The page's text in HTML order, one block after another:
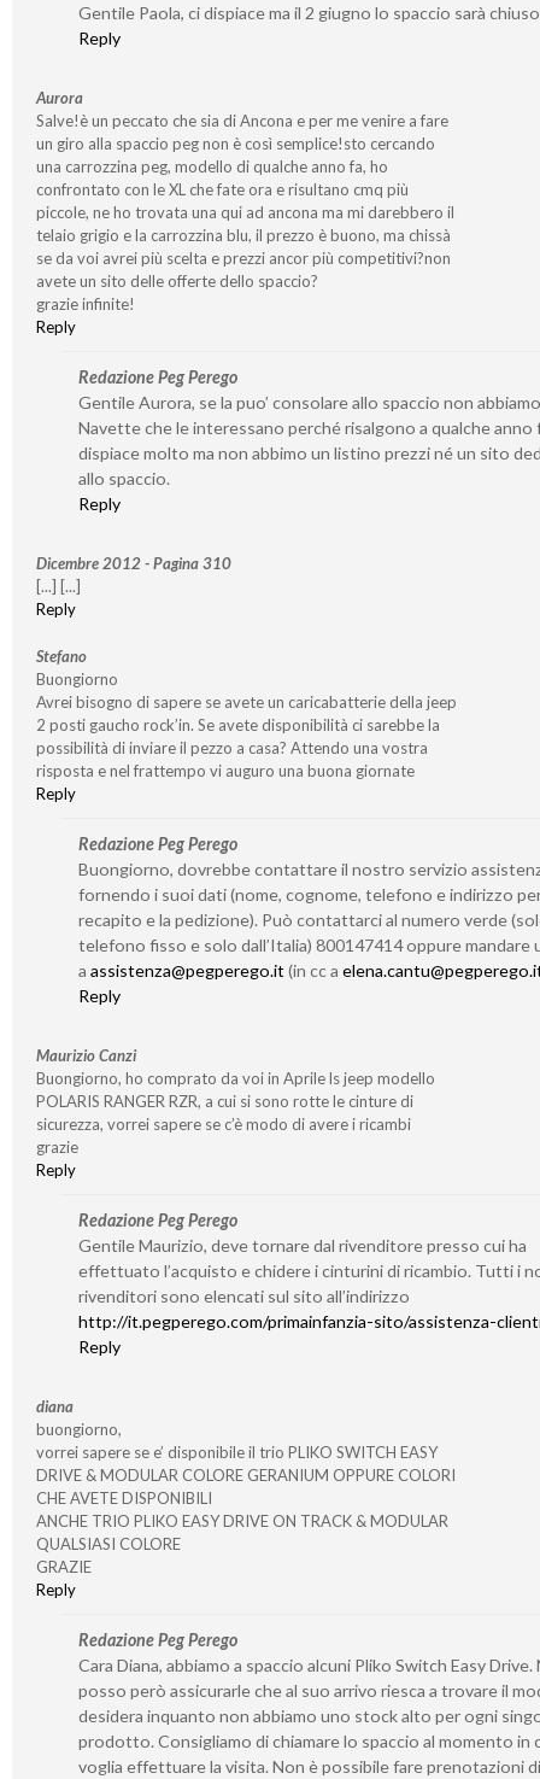
Gentile Paola, ci dispiace ma il 2 giugno lo spaccio sarà
Reply
Aurora
Salve!è un peccato che sia di Ancona e per me venire a fare
un giro alla spaccio peg non è così semplice!sto cercando
una carrozzina peg, modello di qualche anno fa, ho
confrontato con le XL che fate ora e risultano cmq più
piccole, ne ho trovata una qui ad ancona ma mi darebbero il
telaio grigio e la carrozzina blu, il prezzo è buono, ma chissà
se da voi avrei più scelta e prezzi ancor più competitivi?non
avete un sito delle offerte dello spaccio?
grazie infinite!
Reply
Redazione Peg Perego
Gentile Aurora, se la puo’ consolare allo spaccio non
Navette che le interessano perché risalgono a qualche anno
dispiace molto ma non abbimo un listino prezzi né un sito
allo spaccio.
Reply
Dicembre 2012 - Pagina 310
[...] [...]
Reply
Stefano
Buongiorno
Avrei bisogno di sapere se avete un caricabatterie della jeep
2 posti gaucho rock’in. Se avete disponibilità ci sarebbe la
possibilità di inviare il pezzo a casa? Attendo una vostra
risposta e nel frattempo vi auguro una buona giornate
Reply
Redazione Peg Perego
Buongiorno, dovrebbe contattare il nostro servizio
fornendo i suoi dati (nome, cognome, telefono e indirizzo
recapito e la pedizione). Può contattarci al numero verde
telefono fisso e solo dall’Italia) 800147414 oppure mandare
a assistenza@pegperego.it(in cc a
Reply
Maurizio Canzi
Buongiorno, ho comprato da voi in Aprile ls jeep modello
POLARIS RANGER RZR, a cui si sono rotte le cinture di
sicurezza, vorrei sapere se c’è modo di avere i ricambi
grazie
Reply
Redazione Peg Perego
Gentile Maurizio, deve tornare dal rivenditore presso cui ha
effettuato l’acquisto e chidere i cinturini di ricambio. Tutti i
rivenditori sono elencati sul sito all’indirizzo
http://it.pegperego.com/primainfanzia-sito/assistenza-
Reply
diana
buongiorno,
vorrei sapere se e’ disponibile il trio PLIKO SWITCH EASY
DRIVE & MODULAR COLORE GERANIUM OPPURE COLORI
CHE AVETE DISPONIBILI
ANCHE TRIO PLIKO EASY DRIVE ON TRACK & MODULAR
QUALSIASI COLORE
GRAZIE
Reply
Redazione Peg Perego
Cara Diana, abbiamo a spaccio alcuni Pliko Switch Easy Drive.
posso però assicurarle che al suo arrivo riesca a trovare il
desidera inquanto non abbiamo uno stock alto per ogni
prodotto. Consigliamo di chiamare lo spaccio al momento in
voglia effettuare la visita. Non è possibile fare prenotazioni di